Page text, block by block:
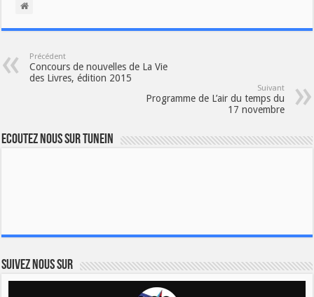
Précédent
Concours de nouvelles de La Vie
des Livres, édition 2015
Suivant
Programme de L’air du temps du
17 novembre
Ecoutez nous sur TuneIn
Suivez nous sur